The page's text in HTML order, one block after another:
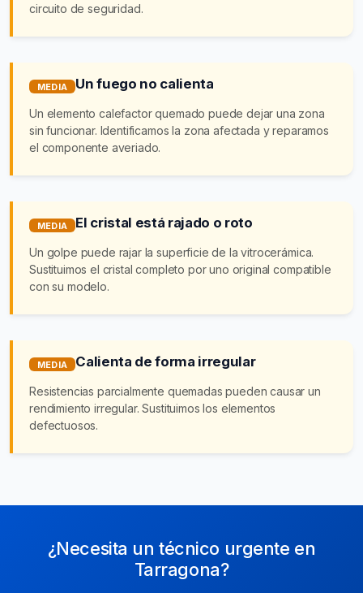
circuito de seguridad.
MEDIA Un fuego no calienta
Un elemento calefactor quemado puede dejar una zona
sin funcionar. Identificamos la zona afectada y reparamos
el componente averiado.
MEDIA El cristal está rajado o roto
Un golpe puede rajar la superficie de la vitrocerámica.
Sustituimos el cristal completo por uno original compatible
con su modelo.
MEDIA Calienta de forma irregular
Resistencias parcialmente quemadas pueden causar un
rendimiento irregular. Sustituimos los elementos
defectuosos.
¿Necesita un técnico urgente en
Tarragona?